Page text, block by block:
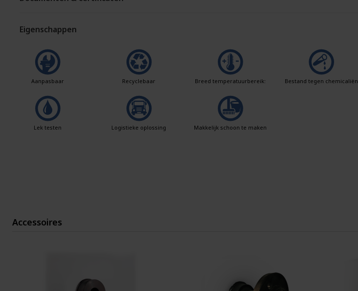
Eigenschappen
Aanpasbaar Recyclebaar Breed temperatuurbereik: Bestand tegen chemicaliën
Lek testen Logistieke oplossing Makkelijk schoon te maken
Accessoires